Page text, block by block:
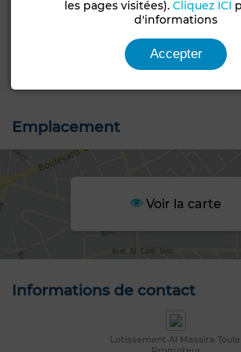
Type de bien
Type
Emplacement
Voir la carte
Informations de contact
Lotissement Al Massira Toulal
les pages visitées). Cliquez ICI
d'informations
Accepter